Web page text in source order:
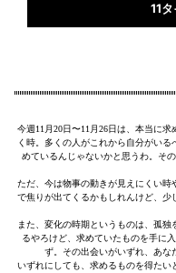
11
今週11月20日〜11月26日は、本当に
く時。多くの人がこれから自分がい
めているんじゃないかと思うわ。そ
ただ、今は物事の動きが見えにくい時
で焦りが出てくるかもしれんけど、少
また、変化の時期というものは、孤
るやろけど、求めていたものを手に
ず。その出会いがいずれ、あな
いずれにしても、求めるものを得た